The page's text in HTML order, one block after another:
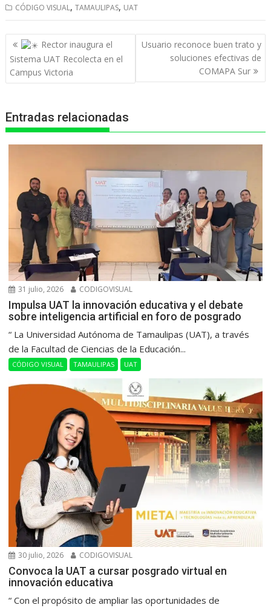
a
t
s
A
p
c
e
b
o
k
s
s
e
e
r
l
e
n
CÓDIGO VISUAL,TAMAULIPAS, UAT
Navegación
de
entradas
Rector inaugura el
Sistema UAT Recolecta en el
Campus Victoria
Usuario reconoce buen trato y
soluciones efectivas de
COMAPA Sur
Entradas relacionadas
31 julio, 2026 CODIGOVISUAL
Impulsa UAT la innovación educativa y el debate
sobre inteligencia artificial en foro de posgrado
“ La Universidad Autónoma de Tamaulipas (UAT), a través
de la Facultad de Ciencias de la Educación...
CÓDIGO VISUAL TAMAULIPAS UAT
30 julio, 2026 CODIGOVISUAL
Convoca la UAT a cursar posgrado virtual en
innovación educativa
“ Con el propósito de ampliar las oportunidades de